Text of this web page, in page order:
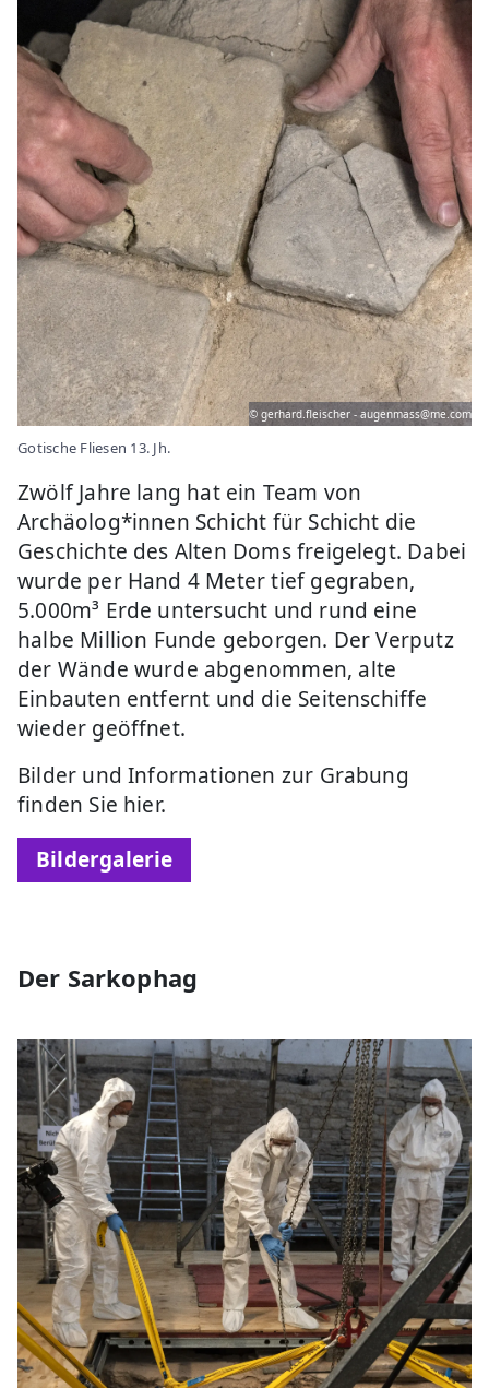
© gerhard.fleischer - augenmass@me.com
Gotische Fliesen 13. Jh.
Zwölf Jahre lang hat ein Team von
Archäolog*innen Schicht für Schicht die
Geschichte des Alten Doms freigelegt. Dabei
wurde per Hand 4 Meter tief gegraben,
5.000m³ Erde untersucht und rund eine
halbe Million Funde geborgen. Der Verputz
der Wände wurde abgenommen, alte
Einbauten entfernt und die Seitenschiffe
wieder geöffnet.
Bilder und Informationen zur Grabung
finden Sie hier.
Bildergalerie
Der Sarkophag